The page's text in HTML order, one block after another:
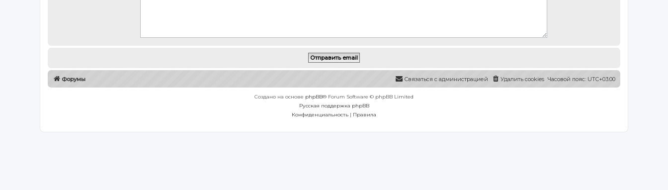
Форумы Часовой пояс: UTC+03:00
Удалить cookies
Связаться с администрацией
Создано на основе phpBB® Forum Software © phpBB Limited
Русская поддержка phpBB
Конфиденциальность | Правила